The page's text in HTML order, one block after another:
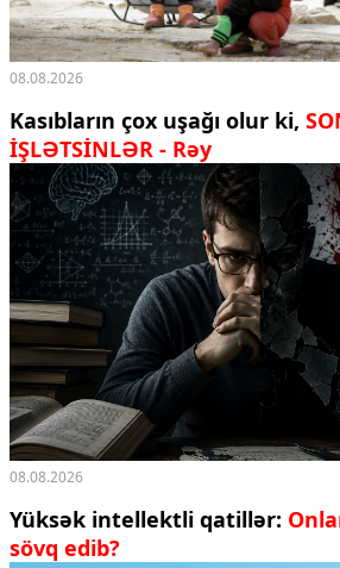
08.08.2026
Kasıbların çox uşağı olur ki,
İŞLƏTSİNLƏR - Rəy
08.08.2026
Yüksək intellektli qatillər:
sövq edib?